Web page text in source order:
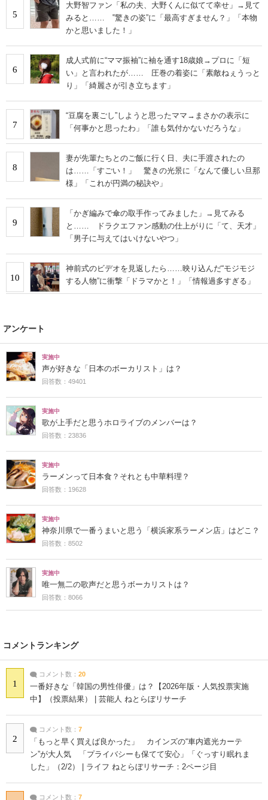
5
大野智ファン「私の夫、大野くんに似てて幸せ」→見て
みると…… ‟驚きの姿”に「最高すぎません？」「本物
かと思いました！」
6
成人式前に“ママ振袖”に袖を通す18歳娘→プロに「短
い」と言われたが…… 圧巻の着姿に「素敵ねぇうっと
り」「綺麗さが引き立ちます」
7
“豆腐を裏ごし”しようと思ったママ→まさかの表示に
「何事かと思ったわ」「誰も気付かないだろうな」
8
妻が先輩たちとのご飯に行く日、夫に手渡されたの
は……「すごい！」 驚きの光景に「なんて優しい旦那
様」「これが円満の秘訣や」
9
「かぎ編みで傘の取手作ってみました」→見てみる
と…… ドラクエファン感動の仕上がりに「て、天才」
「男子に与えてはいけないやつ」
10
神前式のビデオを見返したら……映り込んだ“モジモジ
する人物”に衝撃「ドラマかと！」「情報過多すぎる」
アンケート
実施中
声が好きな「日本のボーカリスト」は？
回答数：49401
実施中
歌が上手だと思うホロライブのメンバーは？
回答数：23836
実施中
ラーメンって日本食？それとも中華料理？
回答数：19628
実施中
神奈川県で一番うまいと思う「横浜家系ラーメン店」はどこ？
回答数：8502
実施中
唯一無二の歌声だと思うボーカリストは？
回答数：8066
コメントランキング
1
コメント数： 20
一番好きな「韓国の男性俳優」は？【2026年版・人気投票実施
中】（投票結果） | 芸能人 ねとらぼリサーチ
2
コメント数： 7
「もっと早く買えば良かった」 カインズの“車内遮光カーテ
ン”が大人気 「プライバシーも保てて安心」「ぐっすり眠れま
した」（2/2） | ライフ ねとらぼリサーチ：2ページ目
コメント数： 7